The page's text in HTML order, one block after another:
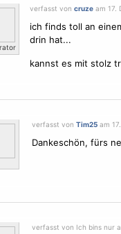
verfasst von cruzeam 17.
ich finds toll an
drin hat...
kannst es mit stolz
verfasst von Tim25am
Dankeschön, fürs
verfasst von Ich bins nur